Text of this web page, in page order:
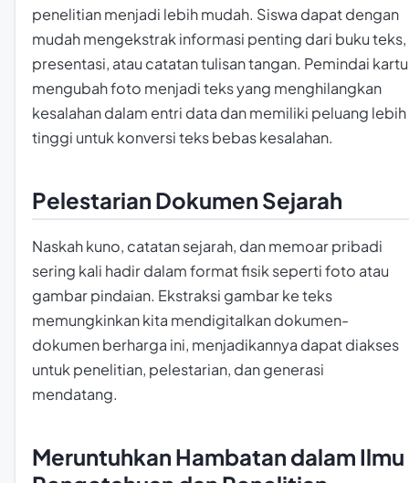
penelitian menjadi lebih mudah. Siswa dapat dengan
mudah mengekstrak informasi penting dari buku teks,
presentasi, atau catatan tulisan tangan. Pemindai kartu
mengubah foto menjadi teks yang menghilangkan
kesalahan dalam entri data dan memiliki peluang lebih
tinggi untuk konversi teks bebas kesalahan.
Pelestarian Dokumen Sejarah
Naskah kuno, catatan sejarah, dan memoar pribadi
sering kali hadir dalam format fisik seperti foto atau
gambar pindaian. Ekstraksi gambar ke teks
memungkinkan kita mendigitalkan dokumen-
dokumen berharga ini, menjadikannya dapat diakses
untuk penelitian, pelestarian, dan generasi
mendatang.
Meruntuhkan Hambatan dalam Ilmu